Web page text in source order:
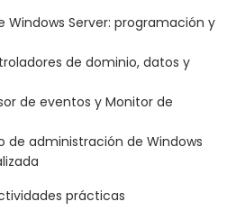
Windows Server: programación y
de dominio, datos y
de eventos y Monitor de
de administración de Windows
prácticas